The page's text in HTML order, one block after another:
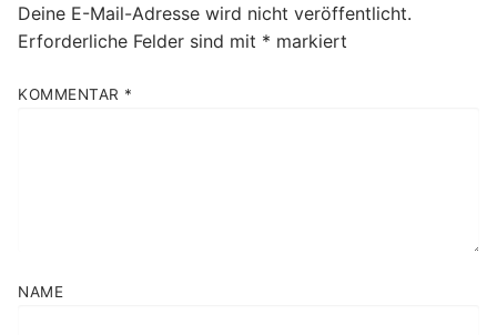
Deine E-Mail-Adresse wird nicht veröffentlicht.
Erforderliche Felder sind mit * markiert
KOMMENTAR *
NAME